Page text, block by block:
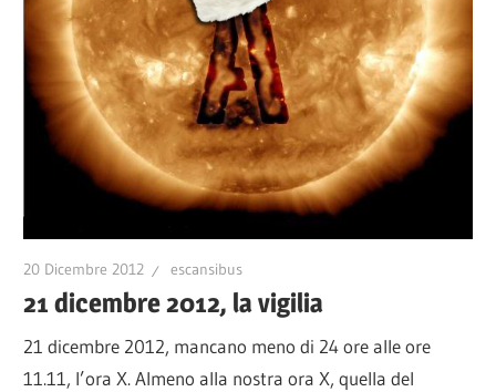
20 Dicembre 2012 escansibus
21 dicembre 2012, la vigilia
21 dicembre 2012, mancano meno di 24 ore alle ore
11.11, l’ora X. Almeno alla nostra ora X, quella del